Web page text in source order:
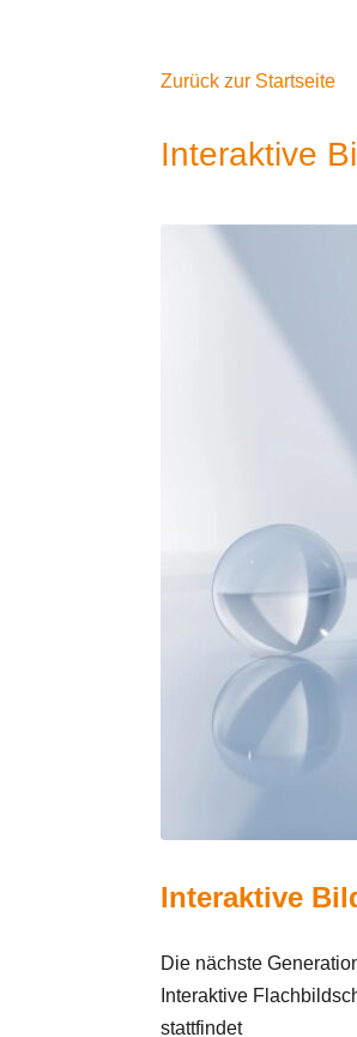
Zurück zur Startseite
Interaktive
Interaktive
Die nächste
Interaktive
stattfindet